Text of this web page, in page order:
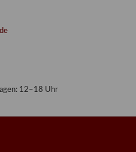
12–18 Uhr